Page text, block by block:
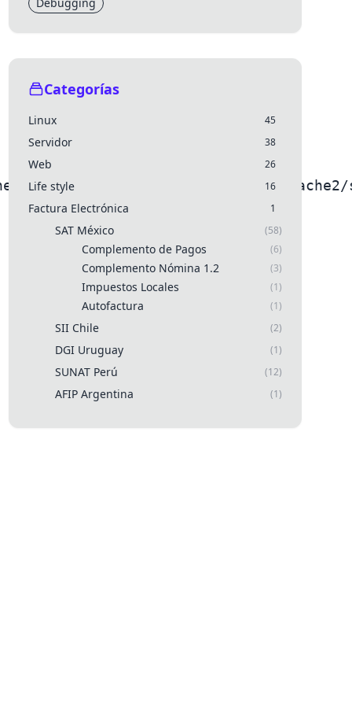
apache2.conf /etc/hosts /etc/
Categorías
Linux 45
Servidor 38
Web 26
Life style 16
Factura Electrónica 1
SAT México (58)
Complemento de Pagos (6)
Complemento Nómina 1.2 (3)
Impuestos Locales (1)
Autofactura (1)
SII Chile (2)
DGI Uruguay (1)
SUNAT Perú (12)
AFIP Argentina (1)